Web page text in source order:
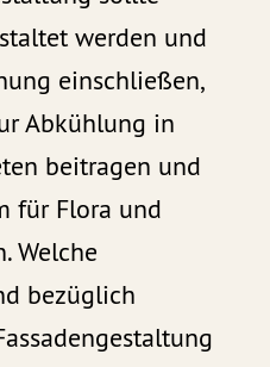
werden und
einschließen,
Abkühlung in
beitragen und
für Flora und
Welche
bezüglich